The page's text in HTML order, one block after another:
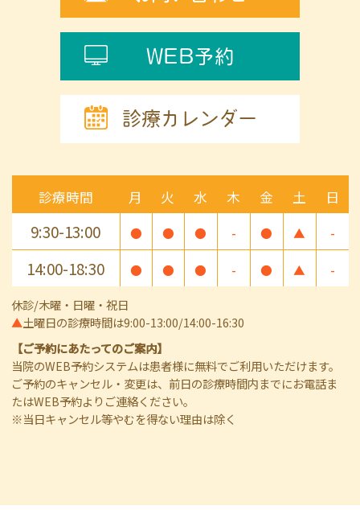
WEB予約
診療カレンダー
診療時間 月 火 水 木 金 土 日
9:30-13:00 ● ● ● - ● ▲ -
14:00-18:30 ● ● ● - ● ▲ -
休診/木曜・日曜・祝日
▲土曜日の診療時間は9:00-13:00/14:00-16:30
【ご予約にあたってのご案内】
当院のWEB予約システムは患者様に無料でご利用いただけます。
ご予約のキャンセル・変更は、前日の診療時間内までにお電話ま
たはWEB予約よりご連絡ください。
※当日キャンセル等やむを得ない理由は除く